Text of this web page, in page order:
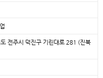
전주시 덕진구 기린대로 281 (진북